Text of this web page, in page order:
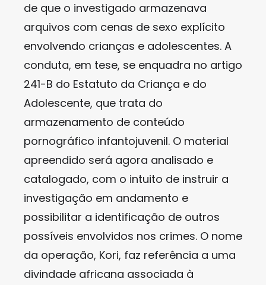
de que o investigado armazenava
arquivos com cenas de sexo explícito
envolvendo crianças e adolescentes. A
conduta, em tese, se enquadra no artigo
241-B do Estatuto da Criança e do
Adolescente, que trata do
armazenamento de conteúdo
pornográfico infantojuvenil. O material
apreendido será agora analisado e
catalogado, com o intuito de instruir a
investigação em andamento e
possibilitar a identificação de outros
possíveis envolvidos nos crimes. O nome
da operação, Kori, faz referência a uma
divindade africana associada à